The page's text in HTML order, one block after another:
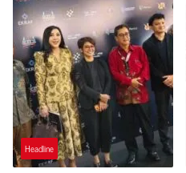
Headline